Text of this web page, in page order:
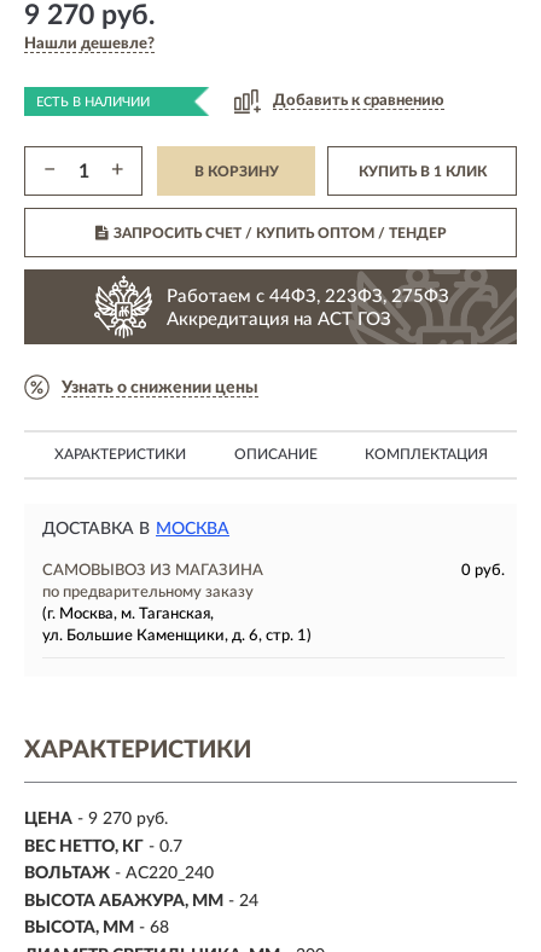
9 270 руб.
Нашли дешевле?
ЕСТЬ В НАЛИЧИИ Добавить к сравнению
− + В КОРЗИНУ КУПИТЬ В 1 КЛИК
ЗАПРОСИТЬ СЧЕТ / КУПИТЬ ОПТОМ/ ТЕНДЕР
Работаем с 44ФЗ, 223ФЗ, 275ФЗ
Аккредитация на АСТ ГОЗ
Узнать о снижении цены
ХАРАКТЕРИСТИКИ ОПИСАНИЕ КОМПЛЕКТАЦИЯ
ДОСТАВКА В МОСКВА
САМОВЫВОЗ ИЗ МАГАЗИНА
0 руб.
по предварительному заказу
(г. Москва, м. Таганская,
ул. Большие Каменщики, д. 6, стр. 1)
ХАРАКТЕРИСТИКИ
ЦЕНА - 9 270 руб.
ВЕС НЕТТО, КГ - 0.7
ВОЛЬТАЖ - AC220_240
ВЫСОТА АБАЖУРА, ММ - 24
ВЫСОТА, ММ - 68